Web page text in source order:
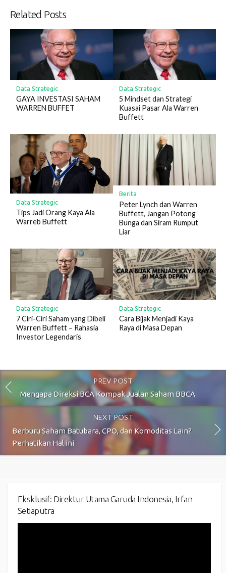
Related Posts
Data Strategic
GAYA INVESTASI SAHAM
WARREN BUFFET
Data Strategic
5 Mindset dan Strategi
Kuasai Pasar Ala Warren
Buffett
Data Strategic
Tips Jadi Orang Kaya Ala
Warreb Buffett
Berita
Peter Lynch dan Warren
Buffett, Jangan Potong
Bunga dan Siram Rumput
Liar
Data Strategic
7 Ciri-Ciri Saham yang Dibeli
Warren Buffett – Rahasia
Investor Legendaris
Data Strategic
Cara Bijak Menjadi Kaya
Raya di Masa Depan
PREV POST
Mengapa Direksi BCA Kompak Jualan Saham BBCA
NEXT POST
Berburu Saham Batubara, CPO, dan Komoditas Lain?
Perhatikan Hal ini
Eksklusif: Direktur Utama Garuda Indonesia, Irfan
Setiaputra